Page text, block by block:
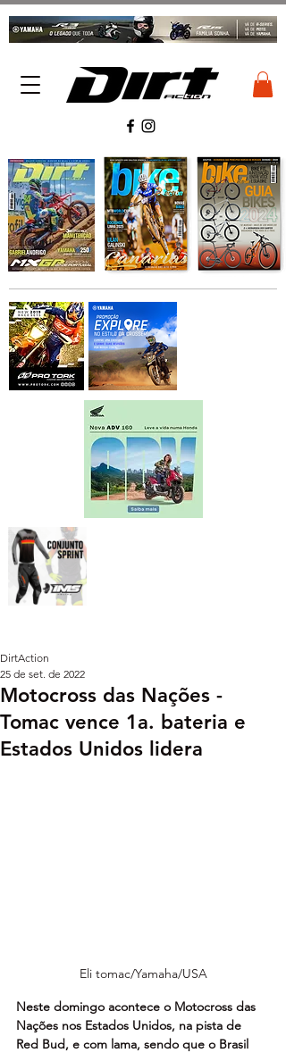
Motocross das Nações -
Tomac vence 1a. bateria e
Estados Unidos lidera
DirtAction
25 de set. de 2022
Eli tomac/Yamaha/USA
Neste domingo acontece o Motocross das
Nações nos Estados Unidos, na pista de
Red Bud, e com lama, sendo que o Brasil